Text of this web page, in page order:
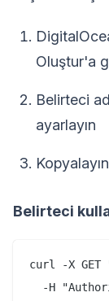
Oluştur'a
Belirteci
ayarlayın
Belirteci
curl -X